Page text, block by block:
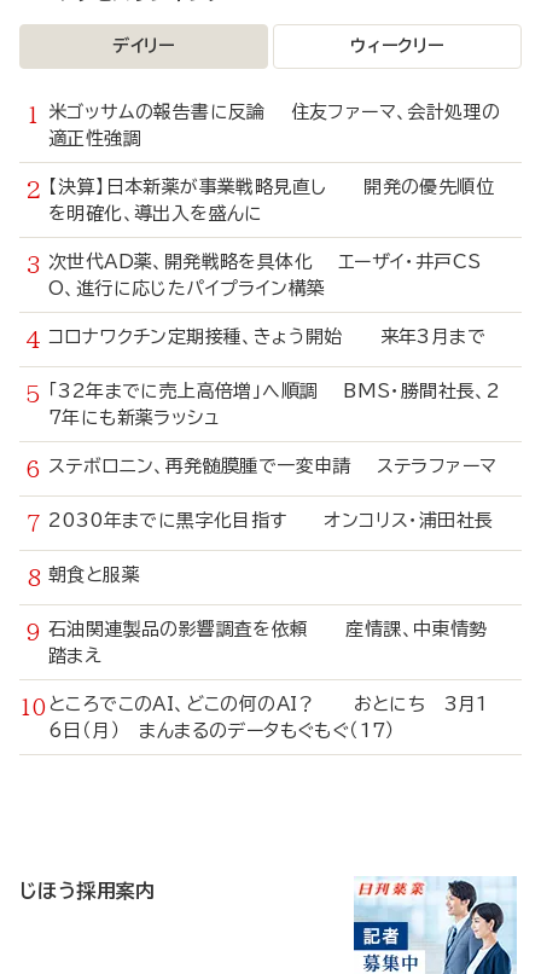
デイリー ウィークリー
米ゴッサムの報告書に反論 住友ファーマ、会計処理の
適正性強調
【決算】日本新薬が事業戦略見直し 開発の優先順位
を明確化、導出入を盛んに
次世代AD薬、開発戦略を具体化 エーザイ・井戸CS
O、進行に応じたパイプライン構築
コロナワクチン定期接種、きょう開始 来年3月まで
「32年までに売上高倍増」へ順調 BMS・勝間社長、2
7年にも新薬ラッシュ
ステボロニン、再発髄膜腫で一変申請 ステラファーマ
2030年までに黒字化目指す オンコリス・浦田社長
朝食と服薬
石油関連製品の影響調査を依頼 産情課、中東情勢
踏まえ
ところでこのAI、どこの何のAI？ おとにち 3月1
6日（月） まんまるのデータもぐもぐ（17）
じほう採用案内